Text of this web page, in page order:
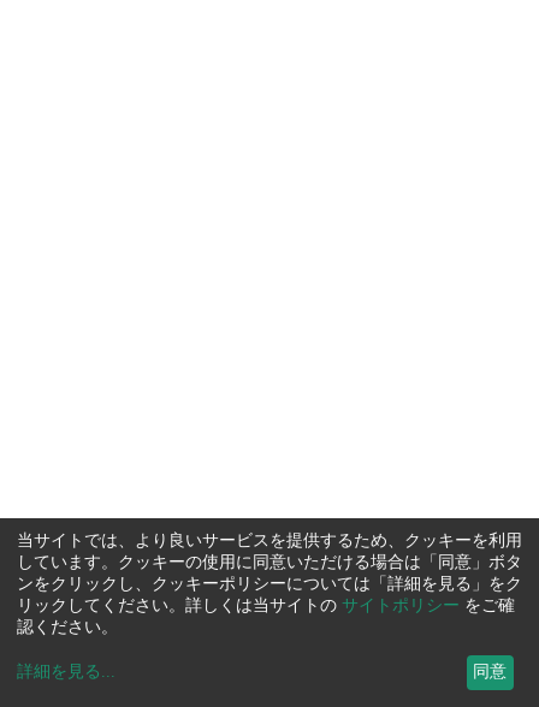
当サイトでは、より良いサービスを提供するため、クッキーを利用
しています。クッキーの使用に同意いただける場合は「同意」ボタ
ンをクリックし、クッキーポリシーについては「詳細を見る」をク
リックしてください。詳しくは当サイトの サイトポリシー をご確
認ください。
詳細を見る ... 同意